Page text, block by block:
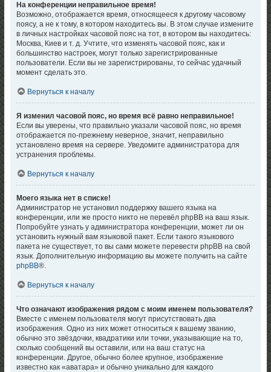
На конференции неправильное время!
Возможно, отображается время, относящееся к другому часовому
поясу, а не к тому, в котором находитесь вы. В этом случае измените
в личных настройках часовой пояс на тот, в котором вы находитесь:
Москва, Киев и т. д. Учтите, что изменять часовой пояс, как и
большинство настроек, могут только зарегистрированные
пользователи. Если вы не зарегистрированы, то сейчас удачный
момент сделать это.
Вернуться к началу
Я изменил часовой пояс, но время всё равно неправильное!
Если вы уверены, что правильно указали часовой пояс, но время
отображается по-прежнему неверное, значит, неправильно
установлено время на сервере. Уведомите администратора для
устранения проблемы.
Вернуться к началу
Моего языка нет в списке!
Администратор не установил поддержку вашего языка на
конференции, или же просто никто не перевёл phpBB на ваш язык.
Попробуйте узнать у администратора конференции, может ли он
установить нужный вам языковой пакет. Если такого языкового
пакета не существует, то вы сами можете перевести phpBB на свой
язык. Дополнительную информацию вы можете получить на сайте
phpBB®.
Вернуться к началу
Что означают изображения рядом с моим именем пользователя?
Вместе с именем пользователя могут присутствовать два
изображения. Одно из них может относиться к вашему званию,
обычно это звёздочки, квадратики или точки, указывающие на то,
сколько сообщений вы оставили, или на ваш статус на
конференции. Другое, обычно более крупное, изображение
известно как «аватара» и обычно уникально для каждого